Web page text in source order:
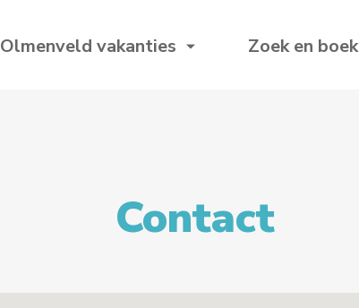
Olmenveld vakanties Zoek en boek
Contact